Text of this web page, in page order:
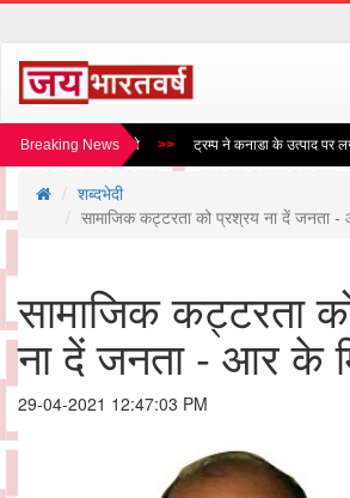
Breaking News
बनेगा विंध्य एक्सप्रेस वे ट्रम्प ने कनाडा के उत्पाद पर
शब्दभेदी
सामाजिक कट्टरता को प्रश्रय ना दें जनता -
सामाजिक कट्टरता
ना दें जनता - आर के
29-04-2021 12:47:03 PM